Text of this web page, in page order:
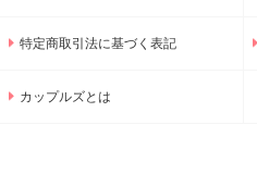
特定商取引法に基づく表記
カップルズとは